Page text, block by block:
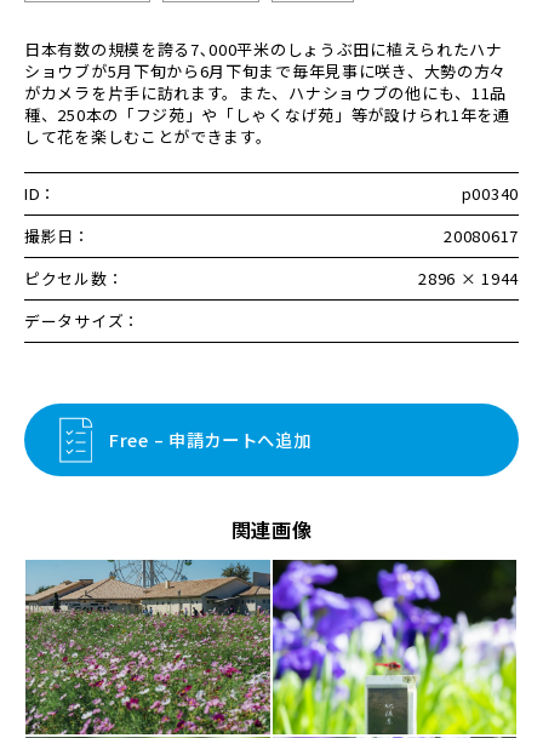
日本有数の規模を誇る7､000平米のしょうぶ田に植えられたハナ
ショウブが5月下旬から6月下旬まで毎年見事に咲き、大勢の方々
がカメラを片手に訪れます。また、ハナショウブの他にも、11品
種、250本の「フジ苑」や「しゃくなげ苑」等が設けられ1年を通
して花を楽しむことができます。
ID：
p00340
撮影日：
20080617
ピクセル数：
2896 × 1944
データサイズ：
Free – 申請カートへ追加
関連画像